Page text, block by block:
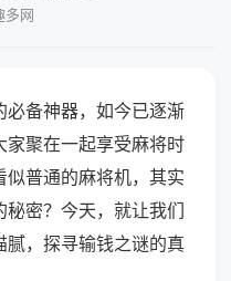
多网
必备神器，如今已逐渐
家聚在一起享受麻将时
普通的麻将机，其实
密？今天，就让我们
腻，探寻输钱之谜的真